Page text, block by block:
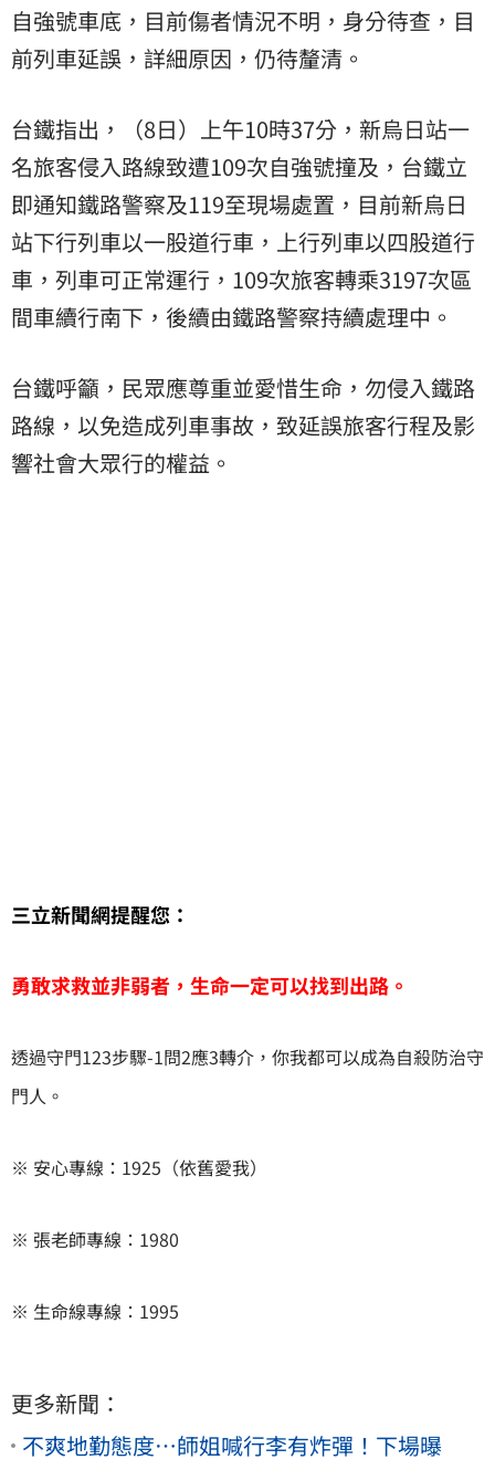
自強號車底，目前傷者情況不明，身分待查，目
前列車延誤，詳細原因，仍待釐清。
台鐵指出，（8日）上午10時37分，新烏日站一
名旅客侵入路線致遭109次自強號撞及，台鐵立
即通知鐵路警察及119至現場處置，目前新烏日
站下行列車以一股道行車，上行列車以四股道行
車，列車可正常運行，109次旅客轉乘3197次區
間車續行南下，後續由鐵路警察持續處理中。
台鐵呼籲，民眾應尊重並愛惜生命，勿侵入鐵路
路線，以免造成列車事故，致延誤旅客行程及影
響社會大眾行的權益。
三立新聞網提醒您：
勇敢求救並非弱者，生命一定可以找到出路。
透過守門123步驟-1問2應3轉介，你我都可以成為自殺防治守
門人。
※ 安心專線：1925（依舊愛我）
※ 張老師專線：1980
※ 生命線專線：1995
更多新聞：
不爽地勤態度…師姐喊行李有炸彈！下場曝